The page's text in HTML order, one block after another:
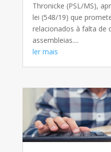
Thronicke (PSL/MS),
lei (548/19) que
relacionados à falta de
assembleias....
ler mais